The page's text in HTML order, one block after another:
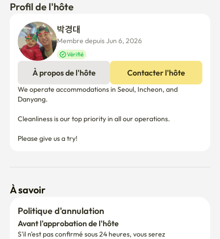
Profil de l'hôte
Membre depuis Jun 6, 2026
Vérifié
À propos de l'hôte Contacter l'hôte
We operate accommodations in Seoul, Incheon, and
Danyang.
Cleanliness is our top priority in all our operations.
Please give us a try!
À savoir
Politique d'annulation
Avant l'approbation de l'hôte
S'il n'est pas confirmé sous 24 heures, vous serez